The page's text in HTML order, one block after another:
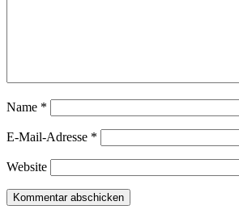
Name *
E-Mail-Adresse *
Website